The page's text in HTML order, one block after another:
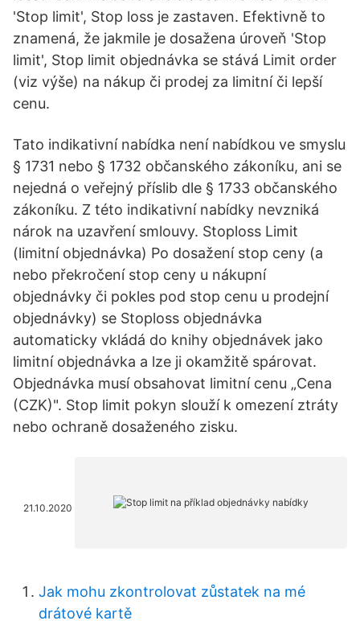
'Stop limit', Stop loss je zastaven. Efektivně to
znamená, že jakmile je dosažena úroveň 'Stop
limit', Stop limit objednávka se stává Limit order
(viz výše) na nákup či prodej za limitní či lepší
cenu.
Tato indikativní nabídka není nabídkou ve smyslu
§ 1731 nebo § 1732 občanského zákoníku, ani se
nejedná o veřejný příslib dle § 1733 občanského
zákoníku. Z této indikativní nabídky nevzniká
nárok na uzavření smlouvy. Stoploss Limit
(limitní objednávka) Po dosažení stop ceny (a
nebo překročení stop ceny u nákupní
objednávky či pokles pod stop cenu u prodejní
objednávky) se Stoploss objednávka
automaticky vkládá do knihy objednávek jako
limitní objednávka a lze ji okamžitě spárovat.
Objednávka musí obsahovat limitní cenu „Cena
(CZK)". Stop limit pokyn slouží k omezení ztráty
nebo ochraně dosaženého zisku.
21.10.2020
Jak mohu zkontrolovat zůstatek na mé
drátové kartě